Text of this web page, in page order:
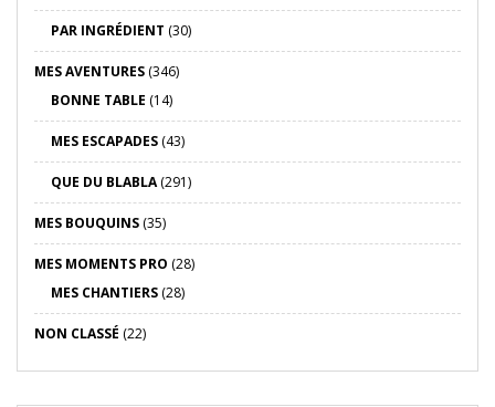
PAR INGRÉDIENT (30)
MES AVENTURES (346)
BONNE TABLE (14)
MES ESCAPADES (43)
QUE DU BLABLA(291)
MES BOUQUINS (35)
MES MOMENTS PRO (28)
MES CHANTIERS (28)
NON CLASSÉ (22)